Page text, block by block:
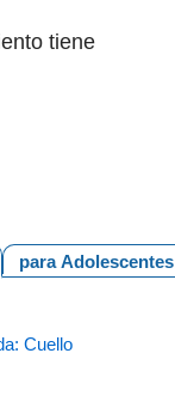
tiene
para Adolescentes
Cuello